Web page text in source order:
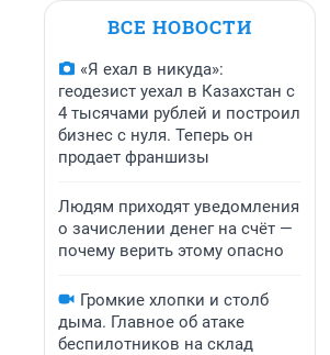
ВСЕ НОВОСТИ
«Я ехал в никуда»:
геодезист уехал в Казахстан с
4 тысячами рублей и построил
бизнес с нуля. Теперь он
продает франшизы
Людям приходят уведомления
о зачислении денег на счёт —
почему верить этому опасно
Громкие хлопки и столб
дыма. Главное об атаке
беспилотников на склад